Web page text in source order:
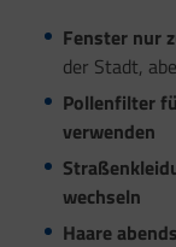
Fenster nur
der Stadt,
Pollenfilter
verwenden
wechseln
Haare